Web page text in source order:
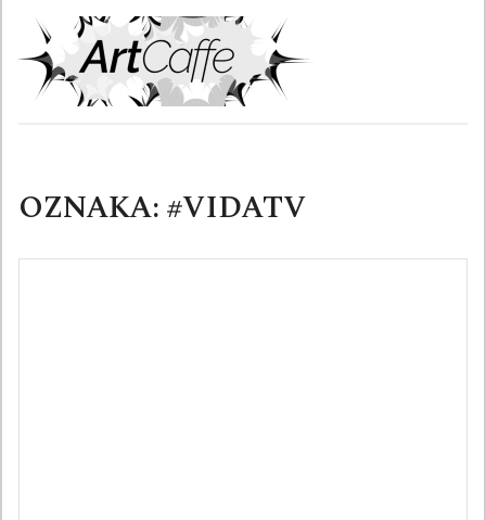
content
OZNAKA:#VIDATV